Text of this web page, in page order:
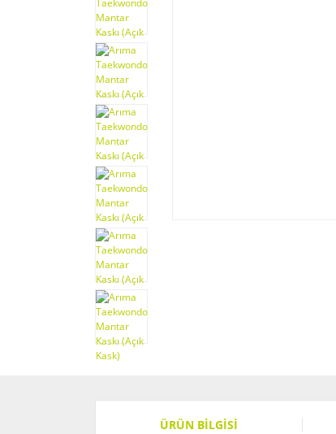
ÜRÜN BILGISI